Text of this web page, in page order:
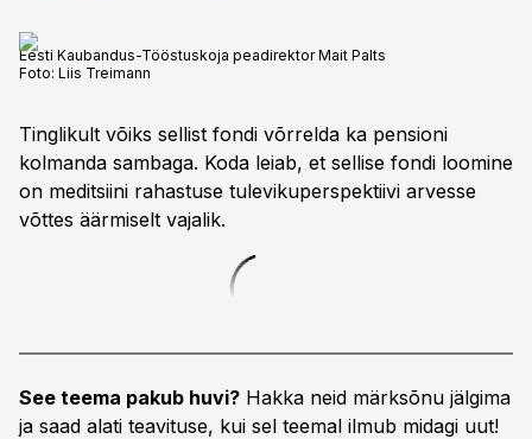
Eesti Kaubandus-Tööstuskoja peadirektor Mait Palts
Foto: Liis Treimann
Tinglikult võiks sellist fondi võrrelda ka pensioni
kolmanda sambaga. Koda leiab, et sellise fondi loomine
on meditsiini rahastuse tulevikuperspektiivi arvesse
võttes äärmiselt vajalik.
See teema pakub huvi? Hakka neid märksõnu jälgima
ja saad alati teavituse, kui sel teemal ilmub midagi uut!